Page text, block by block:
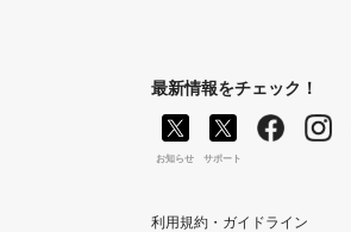
最新情報をチェック！
お知らせ サポート
利用規約・ガイドライン